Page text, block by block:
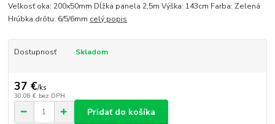
Veľkosť oka: 200x50mm Dĺžka panela 2,5m Výška: 143cm Farba: Zelená
Hrúbka drôtu: 6/5/6mm celý popis
Dostupnosť Skladom
37 €/ks
30,08 € bez DPH
Pridať do košíka